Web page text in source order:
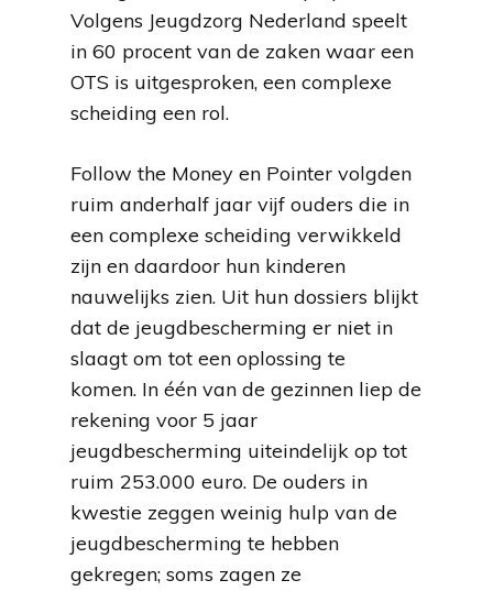
Volgens Jeugdzorg Nederland speelt
in 60 procent van de zaken waar een
OTS is uitgesproken, een complexe
scheiding een rol.
Follow the Money en Pointer volgden
ruim anderhalf jaar vijf ouders die in
een complexe scheiding verwikkeld
zijn en daardoor hun kinderen
nauwelijks zien. Uit hun dossiers blijkt
dat de jeugdbescherming er niet in
slaagt om tot een oplossing te
komen. In één van de gezinnen liep de
rekening voor 5 jaar
jeugdbescherming uiteindelijk op tot
ruim 253.000 euro. De ouders in
kwestie zeggen weinig hulp van de
jeugdbescherming te hebben
gekregen; soms zagen ze